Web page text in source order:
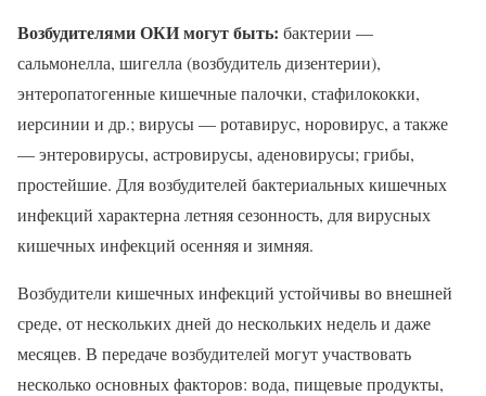
Возбудителями ОКИ могут быть: бактерии —
сальмонелла, шигелла (возбудитель дизентерии),
энтеропатогенные кишечные палочки, стафилококки,
иерсинии и др.; вирусы — ротавирус, норовирус, а также
— энтеровирусы, астровирусы, аденовирусы; грибы,
простейшие. Для возбудителей бактериальных кишечных
инфекций характерна летняя сезонность, для вирусных
кишечных инфекций осенняя и зимняя.
Возбудители кишечных инфекций устойчивы во внешней
среде, от нескольких дней до нескольких недель и даже
месяцев. В передаче возбудителей могут участвовать
несколько основных факторов: вода, пищевые продукты,